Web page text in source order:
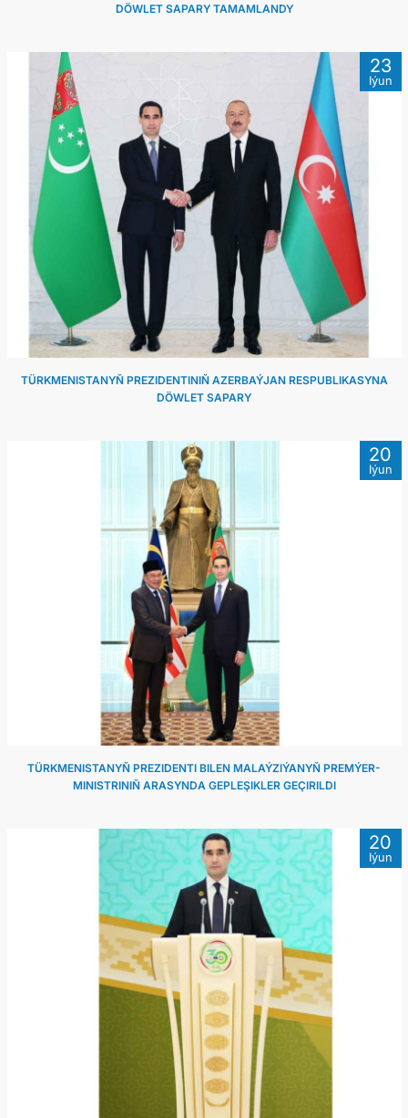
DÖWLET SAPARY TAMAMLANDY
23
Iýun
TÜRKMENISTANYŇ PREZIDENTINIŇ AZERBAÝJAN RESPUBLIKASYNA
DÖWLET SAPARY
20
Iýun
TÜRKMENISTANYŇ PREZIDENTI BILEN MALAÝZIÝANYŇ PREMÝER-
MINISTRINIŇ ARASYNDA GEPLEŞIKLER GEÇIRILDI
20
Iýun